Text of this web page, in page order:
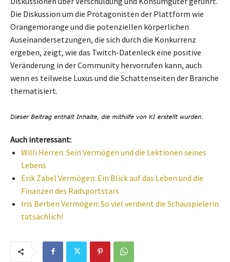
Die Diskussion um die Protagonisten der Plattform wie
Orangemorange und die potenziellen körperlichen
Auseinandersetzungen, die sich durch die Konkurrenz
ergeben, zeigt, wie das Twitch-Datenleck eine positive
Veränderung in der Community hervorrufen kann, auch
wenn es teilweise Luxus und die Schattenseiten der Branche
thematisiert.
Auch interessant:
Willi Herren: Sein Vermögen und die Lektionen seines
Lebens
Erik Zabel Vermögen: Ein Blick auf das Leben und die
Finanzen des Radsportstars
Iris Berben Vermögen: So viel verdient die Schauspielerin
tatsächlich!